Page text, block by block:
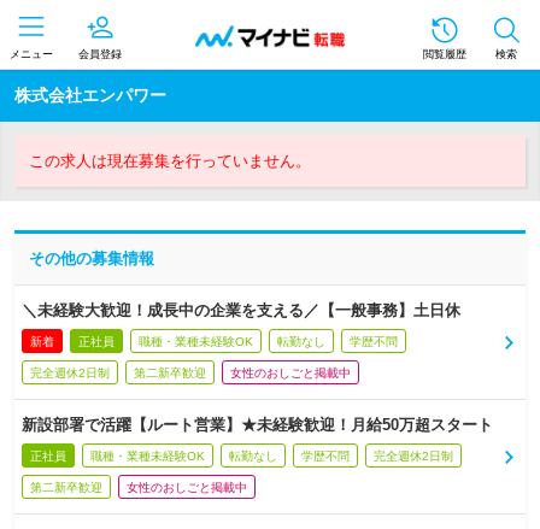
メニュー 会員登録 閲覧履歴 検索
株式会社エンパワー
この求人は現在募集を行っていません。
その他の募集情報
＼未経験大歓迎！成長中の企業を支える／【一般事務】土日休
新着 正社員 職種・業種未経験OK 転勤なし 学歴不問
完全週休2日制 第二新卒歓迎 女性のおしごと掲載中
新設部署で活躍【ルート営業】★未経験歓迎！月給50万超スタート
正社員 職種・業種未経験OK 転勤なし 学歴不問 完全週休2日制
第二新卒歓迎 女性のおしごと掲載中